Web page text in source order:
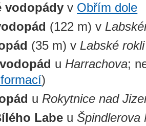
vodopády v Obřím dole
(122 m) v
(35 m) v Labské rokli
u Harrachova;
)
u Rokytnice nad
Labe uŠpindlerova